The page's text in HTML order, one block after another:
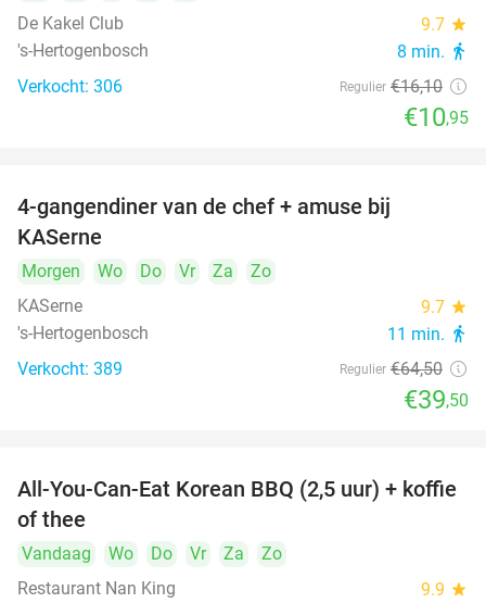
De Kakel Club
9.7 star
's-Hertogenbosch 8 min. directions_walk
Verkocht: 306 Regulier €16,10
€10,95
4-gangendiner van de chef + amuse bij
KASerne
Morgen Wo Do Vr Za
Zo
KASerne
9.7 star
's-Hertogenbosch 11 min. directions_walk
Verkocht: 389 Regulier €64,50
€39,50
26%
All-You-Can-Eat Korean BBQ (2,5 uur) + koffie
of thee
Vandaag Wo Do Vr Za
Zo
Restaurant Nan King
9.9 star